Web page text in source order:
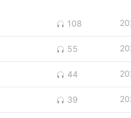
108
55
44
39